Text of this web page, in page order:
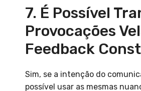
7. É Possível
Provocações
Feedback
Sim, se a intenção do
possível usar as mesmas